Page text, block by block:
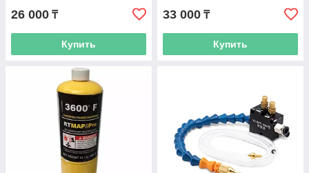
26 000 ₸
Купить
33 000 ₸
Купить